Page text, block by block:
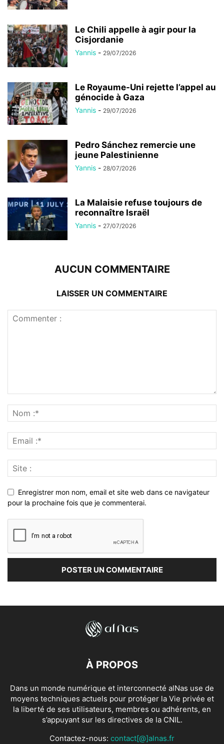
Le Chili appelle à agir pour la
Cisjordanie
Yannis - 29/07/2026
Le Royaume-Uni rejette l’appel au
génocide à Gaza
Yannis - 29/07/2026
Pedro Sánchez remercie une
jeune Palestinienne
Yannis - 28/07/2026
La Malaisie refuse toujours de
reconnaître Israël
Yannis - 27/07/2026
AUCUN COMMENTAIRE
LAISSER UN COMMENTAIRE
Enregistrer mon nom, email et site web dans ce navigateur
pour la prochaine fois que je commenterai.
À PROPOS
Dans un monde numérique et interconnecté alNas use de
moyens techniques actuels pour protéger la Vie privée et
la liberté de ses utilisateurs, membres ou adhérents, en
s’appuyant sur les directives de la CNIL.
Contactez-nous: contact[@]alnas.fr